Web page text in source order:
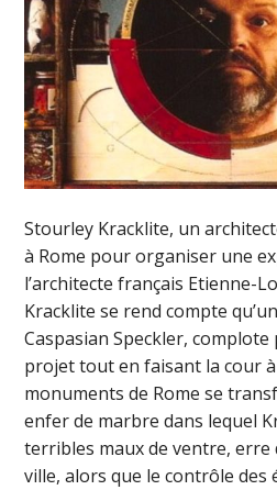
Stourley Kracklite, un
à Rome pour organiser une
l’architecte français Etienne-
Kracklite se rend compte
Caspasian Speckler,
projet tout en faisant la cour
monuments de Rome se
enfer de marbre dans lequel
terribles maux de ventre, erre
ville, alors que le contrôle des